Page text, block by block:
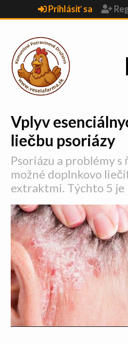
Prihlásiť sa
Vplyv
liečbu psoriázy
Psoriázu a problémy s
možné doplnkovo
extraktmi. Týchto 5 je